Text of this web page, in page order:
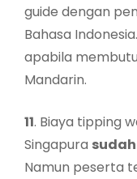
guide dengan
Bahasa
apabila
Mandarin.
11. Biaya tipping
Singapura
Namun peserta